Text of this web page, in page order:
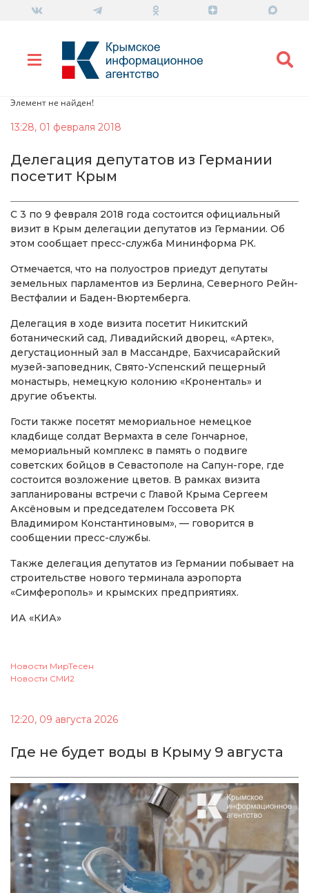
Элемент не найден!
13:28, 01 февраля 2018
Делегация депутатов из Германии
посетит Крым
С 3 по 9 февраля 2018 года состоится официальный
визит в Крым делегации депутатов из Германии. Об
этом сообщает пресс-служба Мининформа РК.
Отмечается, что на полуостров приедут депутаты
земельных парламентов из Берлина, Северного Рейн-
Вестфалии и Баден-Вюртемберга.
Делегация в ходе визита посетит Никитский
ботанический сад, Ливадийский дворец, «Артек»,
дегустационный зал в Массандре, Бахчисарайский
музей-заповедник, Свято-Успенский пещерный
монастырь, немецкую колонию «Кроненталь» и
другие объекты.
Гости также посетят мемориальное немецкое
кладбище солдат Вермахта в селе Гончарное,
мемориальный комплекс в память о подвиге
советских бойцов в Севастополе на Сапун-горе, где
состоится возложение цветов. В рамках визита
запланированы встречи с Главой Крыма Сергеем
Аксёновым и председателем Госсовета РК
Владимиром Константиновым», — говорится в
сообщении пресс-службы.
Также делегация депутатов из Германии побывает на
строительстве нового терминала аэропорта
«Симферополь» и крымских предприятиях.
ИА «КИА»
Новости МирТесен
Новости СМИ2
12:20, 09 августа 2026
Где не будет воды в Крыму 9 августа